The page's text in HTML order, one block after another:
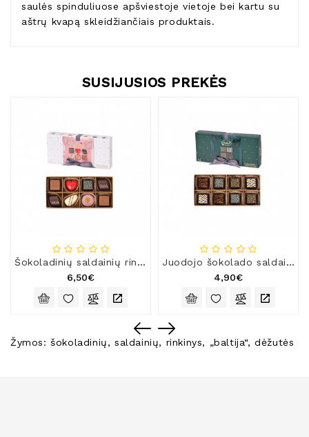
saulės spinduliuose apšviestoje vietoje bei kartu su
aštrų kvapą skleidžiančiais produktais.
SUSIJUSIOS PREKĖS
Šokoladinių saldainių rinkinys „Rūta 1913“, 87 g
6,50€
Juodojo šokolado saldainių rinkinys „Rūta 1913“
4,90€
Žymos:šokoladinių,saldainių, rinkinys, „baltija“,dėžutės